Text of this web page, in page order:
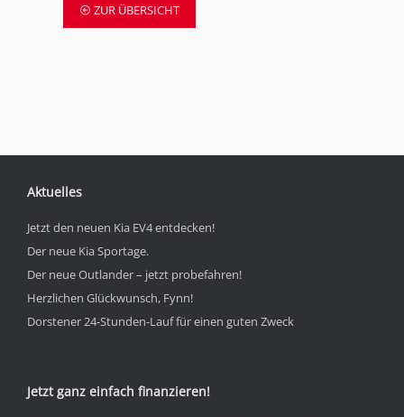
ZUR ÜBERSICHT
Aktuelles
Jetzt den neuen Kia EV4 entdecken!
Der neue Kia Sportage.
Der neue Outlander – jetzt probefahren!
Herzlichen Glückwunsch, Fynn!
Dorstener 24-Stunden-Lauf für einen guten Zweck
Jetzt ganz einfach finanzieren!